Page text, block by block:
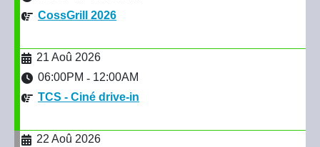
CossGrill 2026
21 Aoû 2026
06:00PM - 12:00AM
TCS - Ciné drive-in
22 Aoû 2026